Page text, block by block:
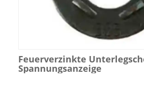
Feuerverzinkte
Spannungsanzeige